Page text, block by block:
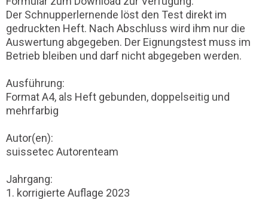
Der Schnupperlernende löst den Test direkt im
gedruckten Heft. Nach Abschluss wird ihm nur die
Auswertung abgegeben. Der Eignungstest muss im
Betrieb bleiben und darf nicht abgegeben werden.
Ausführung:
Format A4, als Heft gebunden, doppelseitig und
mehrfarbig
Autor(en):
suissetec Autorenteam
Jahrgang:
1. korrigierte Auflage 2023